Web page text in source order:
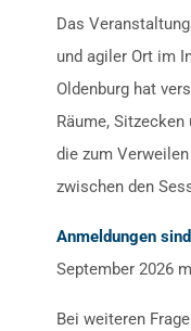
Das
und agiler Ort im
Oldenburg hat
Räume,
die zum
zwischen den
Anmeldungen
September 2026
Bei weiteren